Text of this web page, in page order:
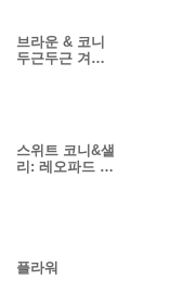
브라운 & 코니
두근두근 겨울
스위트 코니&샐
리: 레오파드 버
플라워